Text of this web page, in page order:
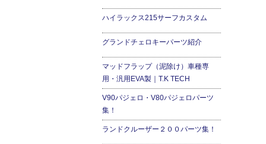
ハイラックス215サーフカスタム
グランドチェロキーパーツ紹介
マッドフラップ（泥除け）車種専
用・汎用EVA製｜T.K TECH
V90パジェロ・V80パジェロパーツ
集！
ランドクルーザー２００パーツ集！